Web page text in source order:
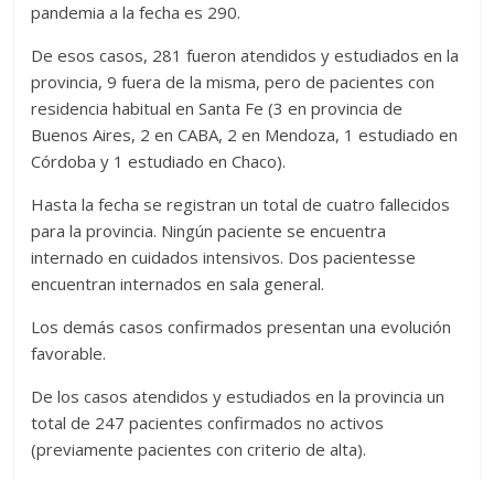
pandemia a la fecha es 290.
De esos casos, 281 fueron atendidos y estudiados en la
provincia, 9 fuera de la misma, pero de pacientes con
residencia habitual en Santa Fe (3 en provincia de
Buenos Aires, 2 en CABA, 2 en Mendoza, 1 estudiado en
Córdoba y 1 estudiado en Chaco).
Hasta la fecha se registran un total de cuatro fallecidos
para la provincia. Ningún paciente se encuentra
internado en cuidados intensivos. Dos pacientesse
encuentran internados en sala general.
Los demás casos confirmados presentan una evolución
favorable.
De los casos atendidos y estudiados en la provincia un
total de 247 pacientes confirmados no activos
(previamente pacientes con criterio de alta).